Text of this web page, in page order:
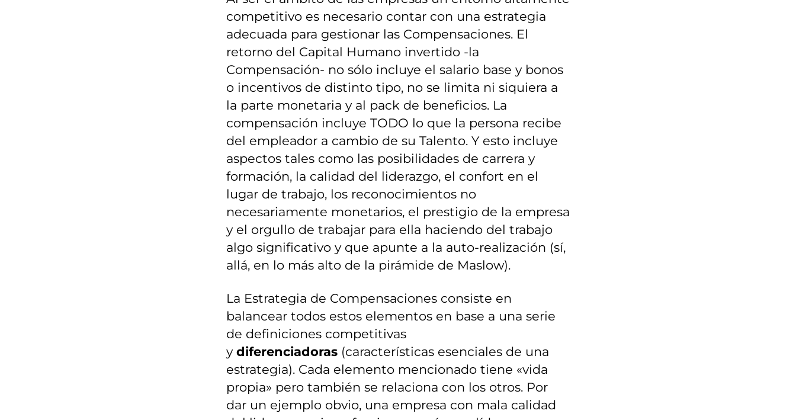
competitivo es necesario contar con una estrategia
adecuada para gestionar las Compensaciones. El
retorno del Capital Humano invertido -la
Compensación- no sólo incluye el salario base y bonos
o incentivos de distinto tipo, no se limita ni siquiera a
la parte monetaria y al pack de beneficios. La
compensación incluye TODO lo que la persona recibe
del empleador a cambio de su Talento. Y esto incluye
aspectos tales como las posibilidades de carrera y
formación, la calidad del liderazgo, el confort en el
lugar de trabajo, los reconocimientos no
necesariamente monetarios, el prestigio de la empresa
y el orgullo de trabajar para ella haciendo del trabajo
algo significativo y que apunte a la auto-realización (sí,
allá, en lo más alto de la pirámide de Maslow).
La Estrategia de Compensaciones consiste en
balancear todos estos elementos en base a una serie
de definiciones competitivas
y diferenciadoras (características esenciales de una
estrategia). Cada elemento mencionado tiene «vida
propia» pero también se relaciona con los otros. Por
dar un ejemplo obvio, una empresa con mala calidad